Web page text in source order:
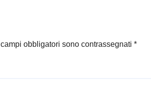
I campi obbligatori sono contrassegnati *